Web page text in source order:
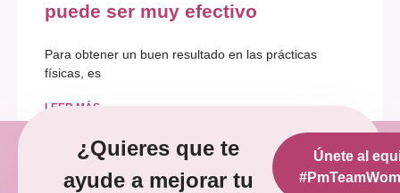
puede ser muy efectivo
Para obtener un buen resultado en las prácticas
físicas, es
LEER MÁS »
diciembre 12, 2022 No hay comentarios
¿Quieres que te
ayude a mejorar tu
Únete al